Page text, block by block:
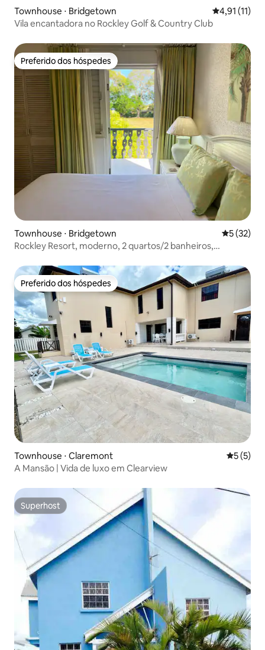
Townhouse ⋅ Bridgetown 4,91 de uma
4,91 (11)
Vila encantadora no Rockley Golf & Country Club
Preferido dos hóspedes
Preferido dos hóspedes
Townhouse ⋅ Bridgetown 5 de uma
5 (32)
Rockley Resort, moderno, 2 quartos/2 banheiros,
Preferido dos hóspedes
Preferido dos hóspedes
Townhouse ⋅ Claremont 5 de
5 (5)
A Mansão | Vida de luxo em Clearview
Superhost
Superhost